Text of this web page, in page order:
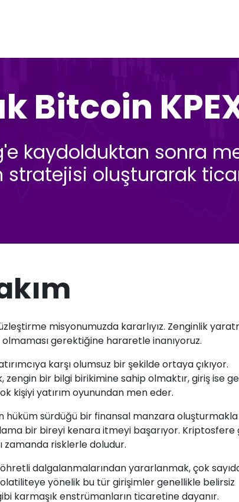
Bitcoin
kaydolduktan sonra
stratejisi oluşturarak
misyonumuzda kararlıyız. Zenginlik
olmaması gerektiğine hararetle inanıyoruz.
karşı olumsuz bir şekilde ortaya çıkıyor.
bir bilgi birikimine sahip olmaktır, giriş ise
kişiyi yatırım oyunundan men eder.
hüküm sürdüğü bir finansal manzara oluşturmakla
bir bireyi kenara itmeyi başarıyor. Kriptosfere
zamanda risklerle doludur.
dalgalanmalarından yararlanmak, çok
yönelik bu tür girişimler genellikle belirsiz
karmaşık enstrümanların ticaretine dayanır.